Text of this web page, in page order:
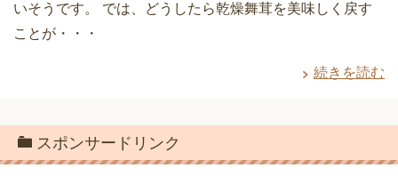
いそうです。 では、どうしたら乾燥舞茸を美味しく戻す
ことが・・・
続きを読む
スポンサードリンク